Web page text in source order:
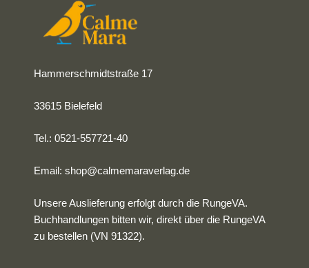
Hammerschmidtstraße 17
33615 Bielefeld
Tel.: 0521-557721-40
Email:shop@calmemaraverlag.de
Unsere Auslieferung erfolgt durch die RungeVA.
Buchhandlungen bitten wir, direkt über die RungeVA
zu bestellen (VN 91322).